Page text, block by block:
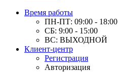
Время работы
ПН-ПТ: 09:00 - 18:00
СБ: 9:00 - 15:00
ВС: ВЫХОДНОЙ
Клиент-центр
Регистрация
Авторизация